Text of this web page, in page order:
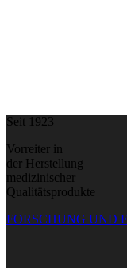
Seit 1923
Vorreiter in
der Herstellung
medizinischer
Qualitätsprodukte
FORSCHUNG UND